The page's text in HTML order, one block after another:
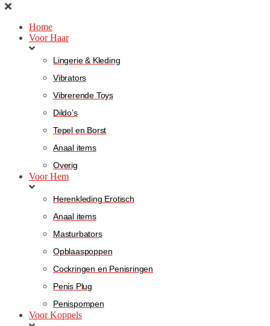
Home
Voor Haar
Lingerie & Kleding
Vibrators
Vibrerende Toys
Dildo’s
Tepel en Borst
Anaal items
Overig
Voor Hem
Herenkleding Erotisch
Anaal items
Masturbators
Opblaaspoppen
Cockringen en Penisringen
Penis Plug
Penispompen
Voor Koppels